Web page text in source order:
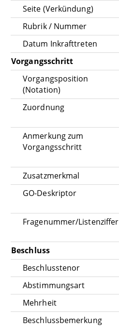
Seite (Verkündung)
Rubrik / Nummer
Datum Inkrafttreten
Vorgangsschritt
Vorgangsposition
(Notation)
Zuordnung
Anmerkung zum
Vorgangsschritt
Zusatzmerkmal
GO-Deskriptor
Fragenummer/Listenziffer
Beschluss
Beschlusstenor
Abstimmungsart
Mehrheit
Beschlussbemerkung